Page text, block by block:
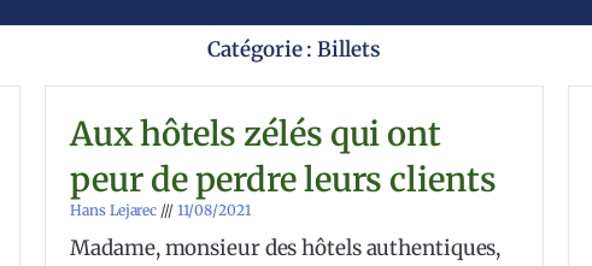
Catégorie : Billets
Aux hôtels zélés qui ont
peur de perdre leurs clients
Hans Lejarec 11/08/2021
Madame, monsieur des hôtels authentiques,